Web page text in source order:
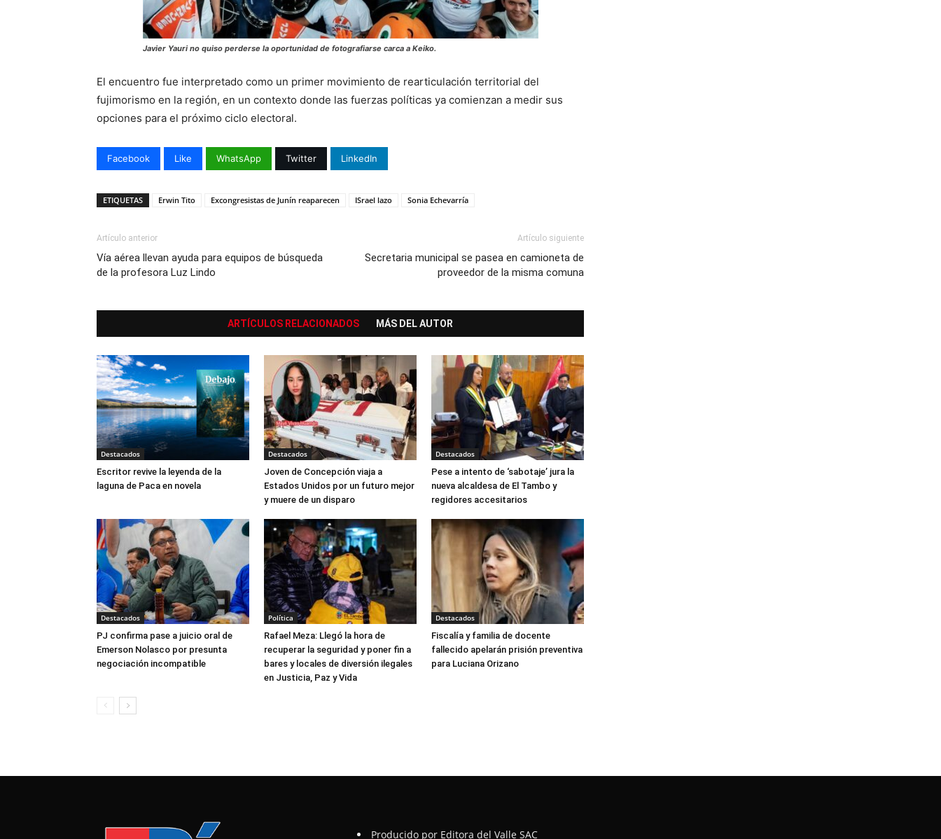
Javier Yauri no quiso perderse la oportunidad de fotografiarse carca a Keiko.
El encuentro fue interpretado como un primer movimiento de rearticulación territorial del
fujimorismo en la región, en un contexto donde las fuerzas políticas ya comienzan a medir sus
opciones para el próximo ciclo electoral.
Facebook Like WhatsApp Twitter LinkedIn
ETIQUETAS Erwin Tito Excongresistas de Junín reaparecen ISrael lazo Sonia Echevarría
Artículo anterior
Vía aérea llevan ayuda para equipos de búsqueda
de la profesora Luz Lindo
Artículo siguiente
Secretaria municipal se pasea en camioneta de
proveedor de la misma comuna
ARTÍCULOS RELACIONADOS MÁS DEL AUTOR
Destacados
Escritor revive la leyenda de la
laguna de Paca en novela
Destacados
Joven de Concepción viaja a
Estados Unidos por un futuro mejor
y muere de un disparo
Destacados
Pese a intento de ‘sabotaje’ jura la
nueva alcaldesa de El Tambo y
regidores accesitarios
Destacados
PJ confirma pase a juicio oral de
Emerson Nolasco por presunta
negociación incompatible
Política
Rafael Meza: Llegó la hora de
recuperar la seguridad y poner fin a
bares y locales de diversión ilegales
en Justicia, Paz y Vida
Destacados
Fiscalía y familia de docente
fallecido apelarán prisión preventiva
para Luciana Orizano
Producido por Editora del Valle SAC